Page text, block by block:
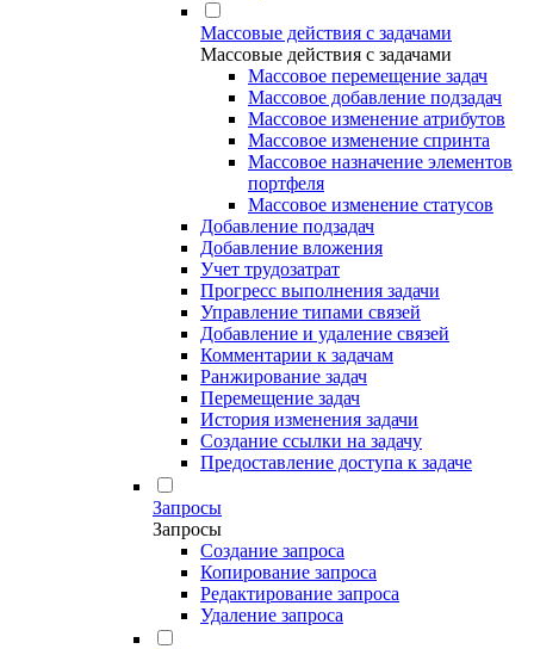
Массовые действия с задачами
Массовые действия с задачами
Массовое перемещение задач
Массовое добавление подзадач
Массовое изменение атрибутов
Массовое изменение спринта
Массовое назначение элементов
портфеля
Массовое изменение статусов
Добавление подзадач
Добавление вложения
Учет трудозатрат
Прогресс выполнения задачи
Управление типами связей
Добавление и удаление связей
Комментарии к задачам
Ранжирование задач
Перемещение задач
История изменения задачи
Создание ссылки на задачу
Предоставление доступа к задаче
Запросы
Запросы
Создание запроса
Копирование запроса
Редактирование запроса
Удаление запроса